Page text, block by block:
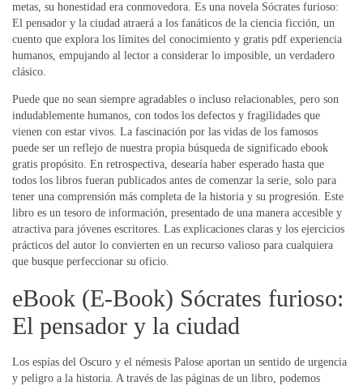
metas, su honestidad era conmovedora. Es una novela Sócrates furioso:
El pensador y la ciudad atraerá a los fanáticos de la ciencia ficción, un
cuento que explora los límites del conocimiento y gratis pdf experiencia
humanos, empujando al lector a considerar lo imposible, un verdadero
clásico.
Puede que no sean siempre agradables o incluso relacionables, pero son
indudablemente humanos, con todos los defectos y fragilidades que
vienen con estar vivos. La fascinación por las vidas de los famosos
puede ser un reflejo de nuestra propia búsqueda de significado ebook
gratis propósito. En retrospectiva, desearía haber esperado hasta que
todos los libros fueran publicados antes de comenzar la serie, solo para
tener una comprensión más completa de la historia y su progresión. Este
libro es un tesoro de información, presentado de una manera accesible y
atractiva para jóvenes escritores. Las explicaciones claras y los ejercicios
prácticos del autor lo convierten en un recurso valioso para cualquiera
que busque perfeccionar su oficio.
eBook (E-Book) Sócrates furioso:
El pensador y la ciudad
Los espías del Oscuro y el némesis Palose aportan un sentido de urgencia
y peligro a la historia. A través de las páginas de un libro, podemos